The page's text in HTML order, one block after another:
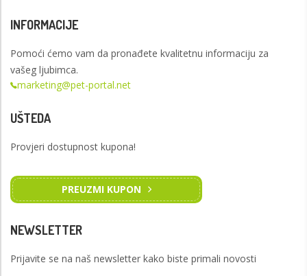
INFORMACIJE
Pomoći ćemo vam da pronađete kvalitetnu informaciju za
vašeg ljubimca.
marketing@pet-portal.net
UŠTEDA
Provjeri dostupnost kupona!
PREUZMI KUPON
NEWSLETTER
Prijavite se na naš newsletter kako biste primali novosti